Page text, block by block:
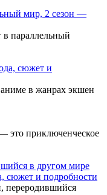
мир, 2 сезон —
в параллельный
сюжет и
в жанрах экшен
это приключенческое
в другом мире
сюжет и подробности
переродившийся